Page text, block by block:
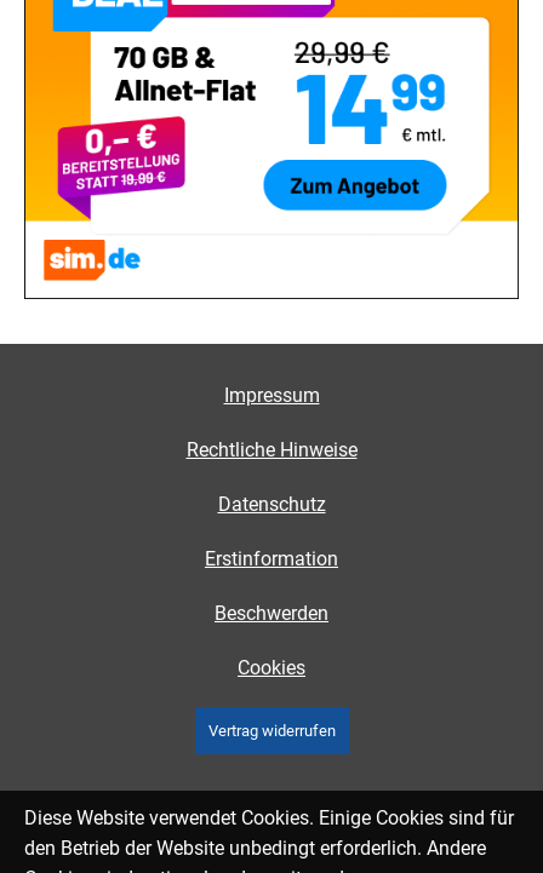
Impressum
Rechtliche Hinweise
Datenschutz
Erstinformation
Beschwerden
Cookies
Vertrag widerrufen
Diese Website verwendet Cookies. Einige Cookies sind für
den Betrieb der Website unbedingt erforderlich. Andere